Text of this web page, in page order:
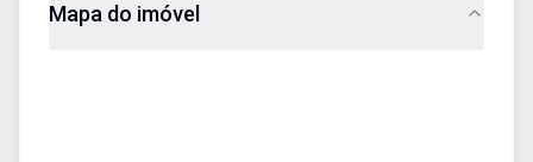
Mapa do imóvel